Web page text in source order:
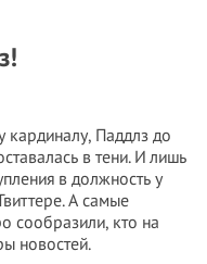
Паддлз до
в тени. И лишь
в должность у
А самые
сообразили, кто на
новостей.